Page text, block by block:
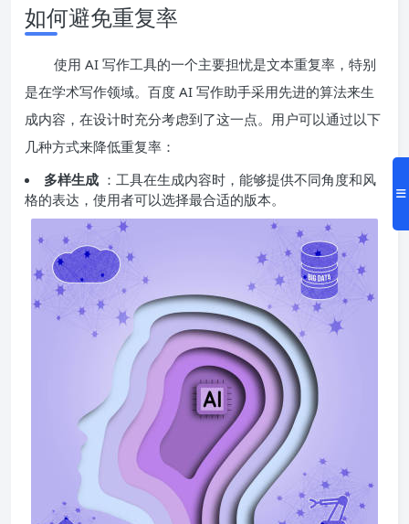
如何避免重复率
使用 AI 写作工具的一个主要担忧是文本重复率，特别
是在学术写作领域。百度 AI 写作助手采用先进的算法来生
成内容，在设计时充分考虑到了这一点。用户可以通过以下
几种方式来降低重复率：
多样生成 ：工具在生成内容时，能够提供不同角度和风
格的表达，使用者可以选择最合适的版本。